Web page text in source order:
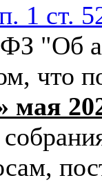
1 ст.
"Об
что
мая